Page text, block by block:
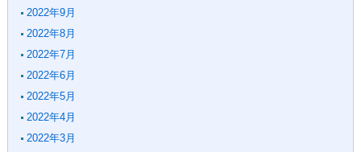
2022年9月
2022年8月
2022年7月
2022年6月
2022年5月
2022年4月
2022年3月